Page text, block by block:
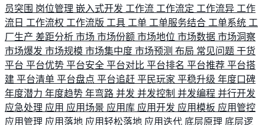
员突围 岗位管理 嵌入式开发 工作流 工作流定 工作流异 工作
流日 工作流权 工作流版 工具 工单 工单服务结合 工单系统 工
厂生产 差距分析 市场 市场份额 市场地位 市场数据 市场洞察
市场爆发 市场规模 市场集中度 市场预测 布局 常见问题 干货
平台 平台优势 平台安全 平台对比 平台排名 平台推荐 平台搭
建 平台清单 平台盘点 平台追赶 平民玩家 平稳升级 年度口碑
年度潜力 年度趋势 年弯路 并发 并发控制 并发编程 并行开发
应急处理 应用 应用场景 应用库 应用开发 应用模板 应用管控
应用管理 应用落地 应用轻松落地 应用迭代 底层原理 底层逻